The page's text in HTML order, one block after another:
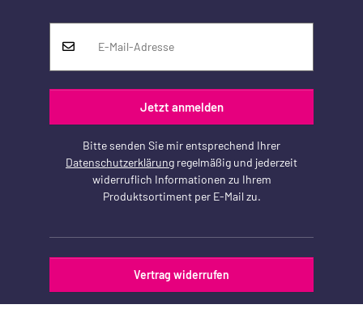
Jetzt anmelden
Bitte senden Sie mir entsprechend Ihrer
Datenschutzerklärung regelmäßig und jederzeit
widerruflich Informationen zu Ihrem
Produktsortiment per E-Mail zu.
Vertrag widerrufen